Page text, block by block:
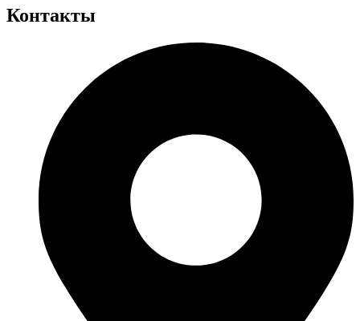
Контакты